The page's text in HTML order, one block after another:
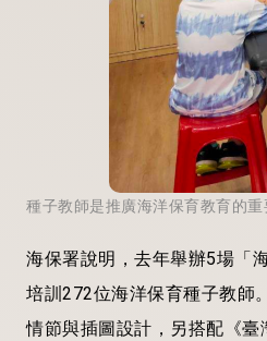
種子教師是推廣海洋保育教育的
海保署說明，去年舉辦5場「
培訓272位海洋保育種子教師
情節與插圖設計，另搭配《